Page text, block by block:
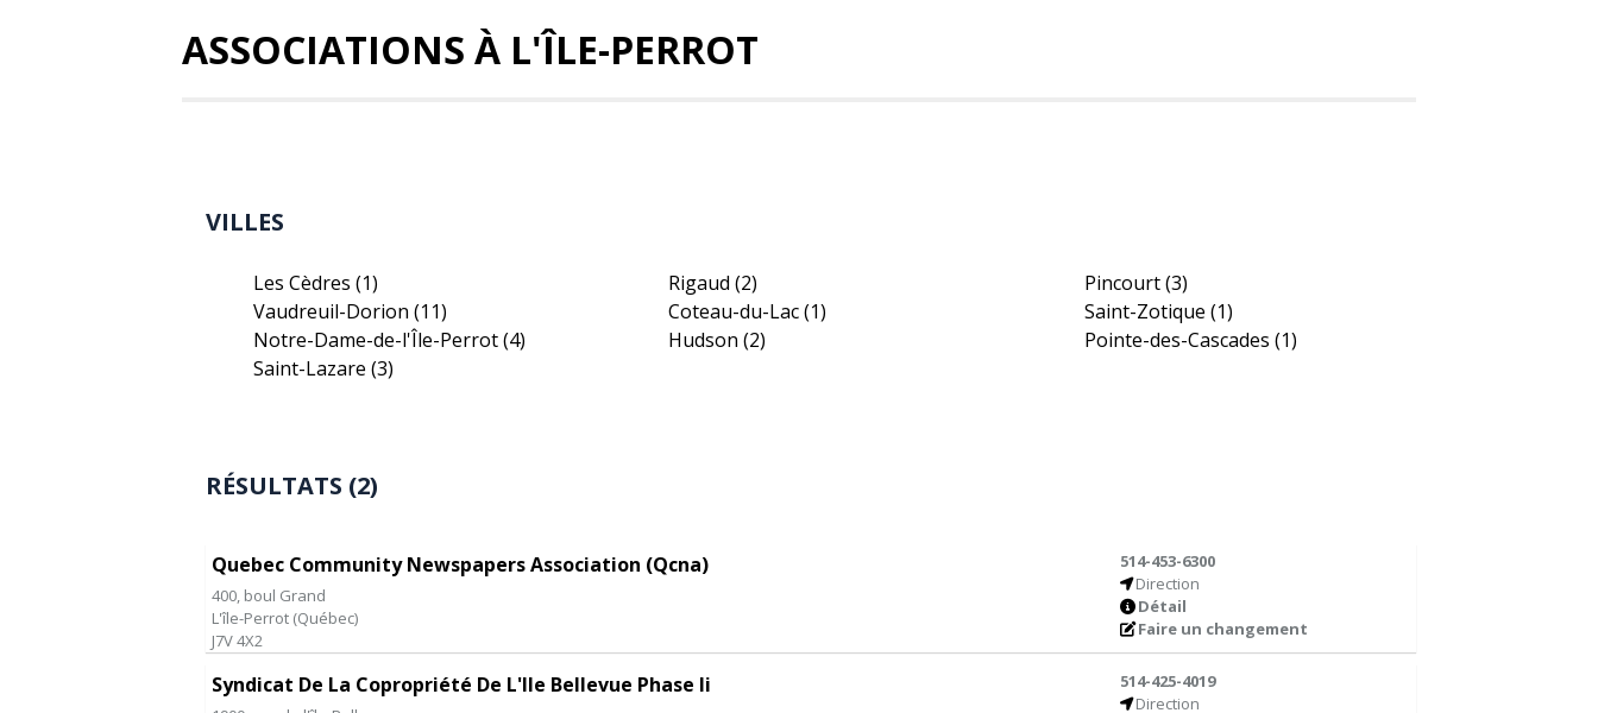
ASSOCIATIONS À L'ÎLE-PERROT
VILLES
Les Cèdres (1)
Vaudreuil-Dorion (11)
Notre-Dame-de-l'Île-Perrot(4)
Saint-Lazare (3)
Rigaud(2)
Coteau-du-Lac(1)
Hudson(2)
Pincourt(3)
Saint-Zotique (1)
Pointe-des-Cascades (1)
RÉSULTATS (2)
Quebec Community Newspapers Association (Qcna)
400, boul Grand
L'île-Perrot (Québec)
J7V 4X2
514-453-6300
Direction
Détail
Faire un changement
Syndicat De La Copropriété De L'Ile Bellevue Phase Ii
514-425-4019
Direction